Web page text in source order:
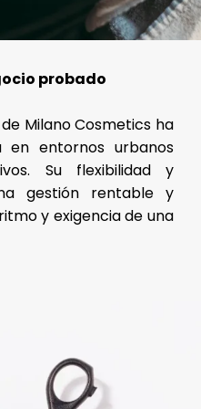
probado
Milano Cosmetics ha
en entornos urbanos
Su flexibilidad y
gestión rentable y
y exigencia de una